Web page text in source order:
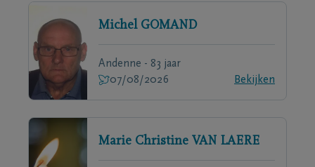
Michel GOMAND
Andenne - 83 jaar
07/08/2026
Bekijken
Marie Christine VAN LAERE